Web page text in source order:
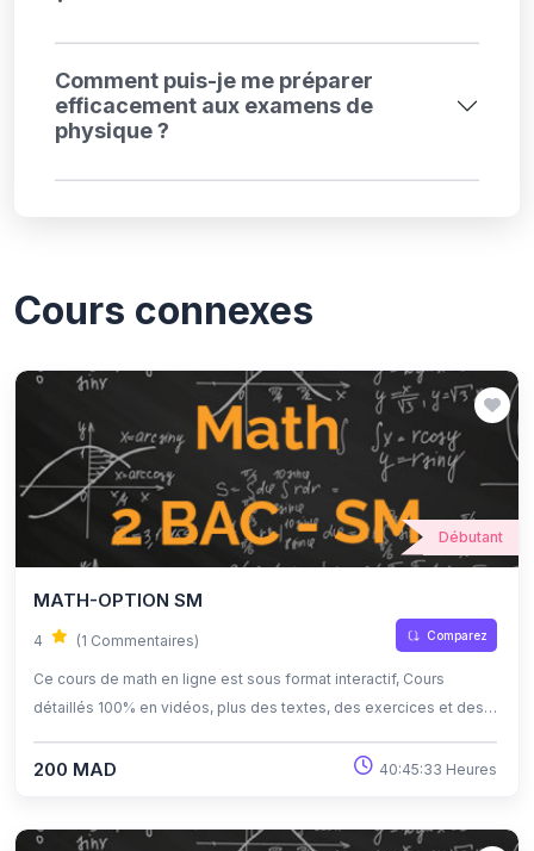
Comment puis-je me préparer
efficacement aux examens de
physique ?
Cours connexes
Débutant
MATH-OPTION SM
4 (1 Commentaires) Comparez
Ce cours de math en ligne est sous format interactif, Cours
détaillés 100% en vidéos, plus des textes, des exercices et des
d'apprendre à son propre rythme grâce à l'auto-apprentissage et
200 MAD 40:45:33 Heures